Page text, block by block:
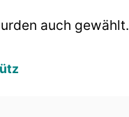
auch gewählt.